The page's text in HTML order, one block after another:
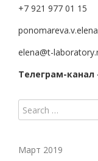
+7 921 977 01 15
elena@t-
Телеграм-канал
Март 2019